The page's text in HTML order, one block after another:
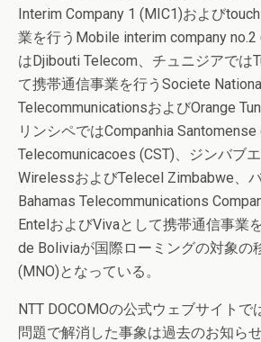
Interim Company 1 (MIC1)および
業を行うMobile interim company
はDjibouti Telecom、チュニジアでは
て携帯通信事業を行うSociete
TelecommunicationsおよびOrange
リンシペではCompanhia Santomense
Telecomunicacoes (CST)、ジンバブ
WirelessおよびTelecel Zimbabwe、
Bahamas Telecommunications
EntelおよびVivaとして携帯通信事業
de Boliviaが国際ローミングの対象の
(MNO)となっている。
NTT DOCOMOの公式ウェブサイト
問題で解消した事象は過去のお知ら